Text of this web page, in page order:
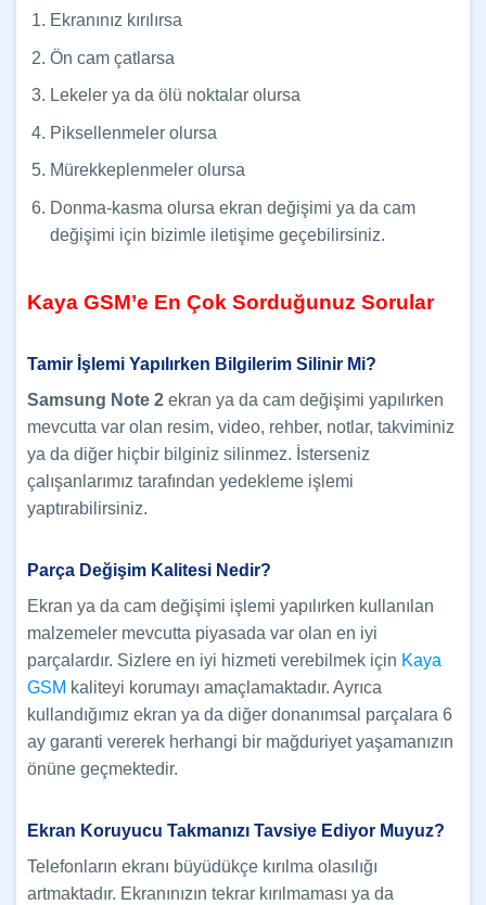
Ekranınız kırılırsa
Ön cam çatlarsa
Lekeler ya da ölü noktalar olursa
Piksellenmeler olursa
Mürekkeplenmeler olursa
Donma-kasma olursa ekran değişimi ya da cam
değişimi için bizimle iletişime geçebilirsiniz.
Kaya GSM’e En Çok Sorduğunuz Sorular
Tamir İşlemi Yapılırken Bilgilerim Silinir Mi?
Samsung Note 2 ekran ya da cam değişimi yapılırken
mevcutta var olan resim, video, rehber, notlar, takviminiz
ya da diğer hiçbir bilginiz silinmez. İsterseniz
çalışanlarımız tarafından yedekleme işlemi
yaptırabilirsiniz.
Parça Değişim Kalitesi Nedir?
Ekran ya da cam değişimi işlemi yapılırken kullanılan
malzemeler mevcutta piyasada var olan en iyi
parçalardır. Sizlere en iyi hizmeti verebilmek için Kaya
GSM kaliteyi korumayı amaçlamaktadır. Ayrıca
kullandığımız ekran ya da diğer donanımsal parçalara 6
ay garanti vererek herhangi bir mağduriyet yaşamanızın
önüne geçmektedir.
Ekran Koruyucu Takmanızı Tavsiye Ediyor Muyuz?
Telefonların ekranı büyüdükçe kırılma olasılığı
artmaktadır. Ekranınızın tekrar kırılmaması ya da